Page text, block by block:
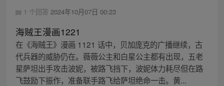
1 个回答 2024年10月07日 00:23
海贼王漫画1221
在《海贼王》漫画 1121 话中，贝加庞克的广播继续，古
代兵器的威胁仍在。薇薇公主和白星公主都有出现，五老
星萨坦出手攻击波妮，被路飞挡下，波妮体力耗尽但在路
飞鼓励下振作，准备联手路飞给萨坦绝命一击。黄...